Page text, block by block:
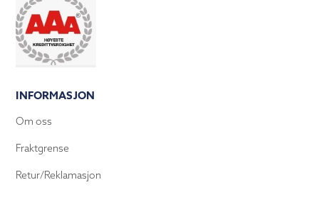
INFORMASJON
Om oss
Fraktgrense
Retur/Reklamasjon